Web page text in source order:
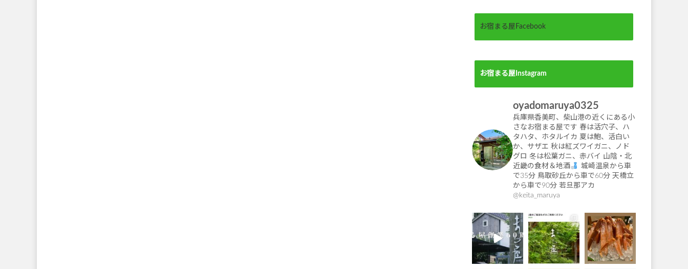
お宿まる屋Facebook
お宿まる屋Instagram
oyadomaruya0325
兵庫県香美町、柴山港の近くにある小
さなお宿まる屋です 春は活穴子、ハ
タハタ、ホタルイカ 夏は鮑、活白い
か、サザエ 秋は紅ズワイガニ、ノド
グロ 冬は松葉ガニ、赤バイ 山陰・北
近畿の食材＆地酒
城崎温泉から車
で35分 鳥取砂丘から車で60分 天橋立
から車で90分 若旦那アカ
@keita_maruya